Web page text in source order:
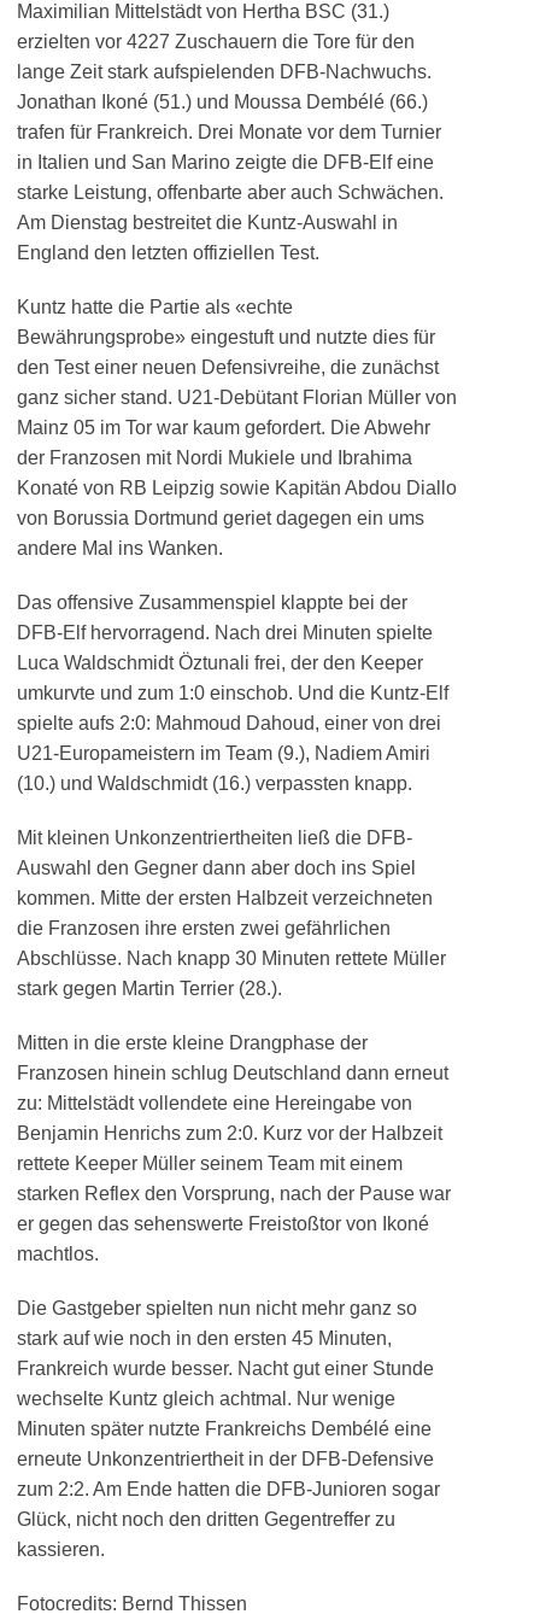
Maximilian Mittelstädt von Hertha BSC (31.)
erzielten vor 4227 Zuschauern die Tore für den
lange Zeit stark aufspielenden DFB-Nachwuchs.
Jonathan Ikoné (51.) und Moussa Dembélé (66.)
trafen für Frankreich. Drei Monate vor dem Turnier
in Italien und San Marino zeigte die DFB-Elf eine
starke Leistung, offenbarte aber auch Schwächen.
Am Dienstag bestreitet die Kuntz-Auswahl in
England den letzten offiziellen Test.
Kuntz hatte die Partie als «echte
Bewährungsprobe» eingestuft und nutzte dies für
den Test einer neuen Defensivreihe, die zunächst
ganz sicher stand. U21-Debütant Florian Müller von
Mainz 05 im Tor war kaum gefordert. Die Abwehr
der Franzosen mit Nordi Mukiele und Ibrahima
Konaté von RB Leipzig sowie Kapitän Abdou Diallo
von Borussia Dortmund geriet dagegen ein ums
andere Mal ins Wanken.
Das offensive Zusammenspiel klappte bei der
DFB-Elf hervorragend. Nach drei Minuten spielte
Luca Waldschmidt Öztunali frei, der den Keeper
umkurvte und zum 1:0 einschob. Und die Kuntz-Elf
spielte aufs 2:0: Mahmoud Dahoud, einer von drei
U21-Europameistern im Team (9.), Nadiem Amiri
(10.) und Waldschmidt (16.) verpassten knapp.
Mit kleinen Unkonzentriertheiten ließ die DFB-
Auswahl den Gegner dann aber doch ins Spiel
kommen. Mitte der ersten Halbzeit verzeichneten
die Franzosen ihre ersten zwei gefährlichen
Abschlüsse. Nach knapp 30 Minuten rettete Müller
stark gegen Martin Terrier (28.).
Mitten in die erste kleine Drangphase der
Franzosen hinein schlug Deutschland dann erneut
zu: Mittelstädt vollendete eine Hereingabe von
Benjamin Henrichs zum 2:0. Kurz vor der Halbzeit
rettete Keeper Müller seinem Team mit einem
starken Reflex den Vorsprung, nach der Pause war
er gegen das sehenswerte Freistoßtor von Ikoné
machtlos.
Die Gastgeber spielten nun nicht mehr ganz so
stark auf wie noch in den ersten 45 Minuten,
Frankreich wurde besser. Nacht gut einer Stunde
wechselte Kuntz gleich achtmal. Nur wenige
Minuten später nutzte Frankreichs Dembélé eine
erneute Unkonzentriertheit in der DFB-Defensive
zum 2:2. Am Ende hatten die DFB-Junioren sogar
Glück, nicht noch den dritten Gegentreffer zu
kassieren.
Fotocredits: Bernd Thissen